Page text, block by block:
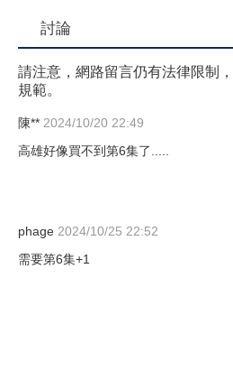
討論
請注意，網路留言仍有法律限制
規範。
陳** 2024/10/20 22:49
高雄好像買不到第6集了.....
phage 2024/10/25 22:52
需要第6集+1